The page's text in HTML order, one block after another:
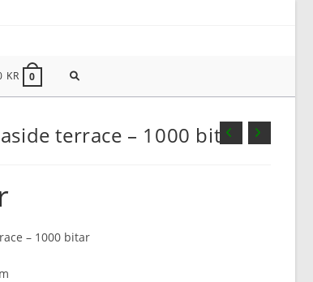
KR 0 SLÅ
terrace – 1000 bitar
– 1000 bitar